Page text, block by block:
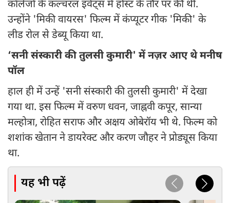
कॉलेजों के कल्चरल इवेंट्स में होस्ट के तौर पर की थी.
उन्होंने 'मिकी वायरस' फिल्म में कंप्यूटर गीक 'मिकी' के
लीड रोल से डेब्यू किया था.
‘सनी संस्कारी की तुलसी कुमारी' में नज़र आए थे मनीष
पॉल
हाल ही में उन्हें 'सनी संस्कारी की तुलसी कुमारी' में देखा
गया था. इस फिल्म में वरुण धवन, जाह्नवी कपूर, सान्या
मल्होत्रा, रोहित सराफ और अक्षय ओबेरॉय भी थे. फिल्म को
शशांक खेतान ने डायरेक्ट और करण जौहर ने प्रोड्यूस किया
था.
यह भी पढ़ें